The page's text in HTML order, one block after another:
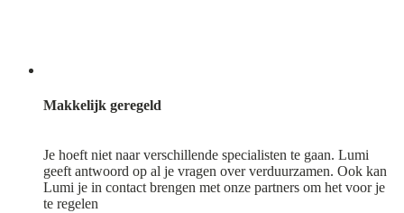
Makkelijk geregeld
Je hoeft niet naar verschillende specialisten te gaan. Lumi
geeft antwoord op al je vragen over verduurzamen. Ook kan
Lumi je in contact brengen met onze partners om het voor je
te regelen